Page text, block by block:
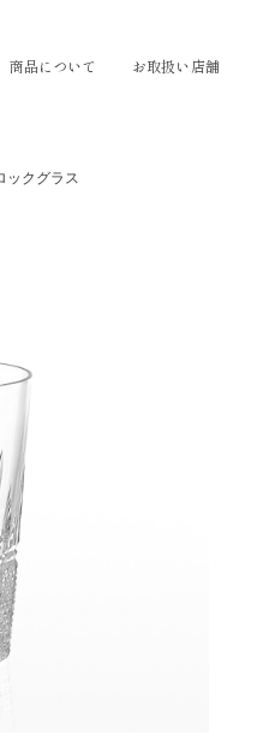
商品について お取扱い店舗
ックグラス